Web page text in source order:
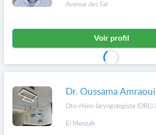
Avenue des Far
Voir profil
Dr. Oussama Amraoui
Oto-rhino-laryngologiste (ORL)
El Menzah